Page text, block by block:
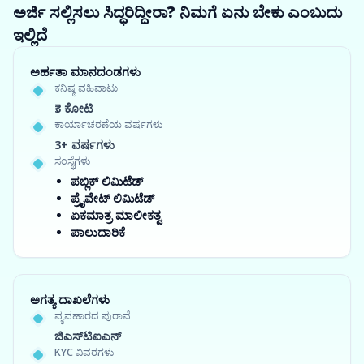
ಅರ್ಜಿ ಸಲ್ಲಿಸಲು ಸಿದ್ಧರಿದ್ದೀರಾ? ನಿಮಗೆ ಏನು ಬೇಕು ಎಂಬುದು
ಇಲ್ಲಿದೆ
ಅರ್ಹತಾ ಮಾನದಂಡಗಳು
ಕನಿಷ್ಠ ವಹಿವಾಟು
₹3 ಕೋಟಿ
ಕಾರ್ಯಾಚರಣೆಯ ವರ್ಷಗಳು
3+ ವರ್ಷಗಳು
ಸಂಸ್ಥೆಗಳು
ಪಬ್ಲಿಕ್ ಲಿಮಿಟೆಡ್
ಪ್ರೈವೇಟ್ ಲಿಮಿಟೆಡ್
ಏಕಮಾತ್ರ ಮಾಲೀಕತ್ವ
ಪಾಲುದಾರಿಕೆ
ಅಗತ್ಯ ದಾಖಲೆಗಳು
ವ್ಯವಹಾರದ ಪುರಾವೆ
ಜಿಎಸ್‍ಟಿಐಎನ್
KYC ವಿವರಗಳು